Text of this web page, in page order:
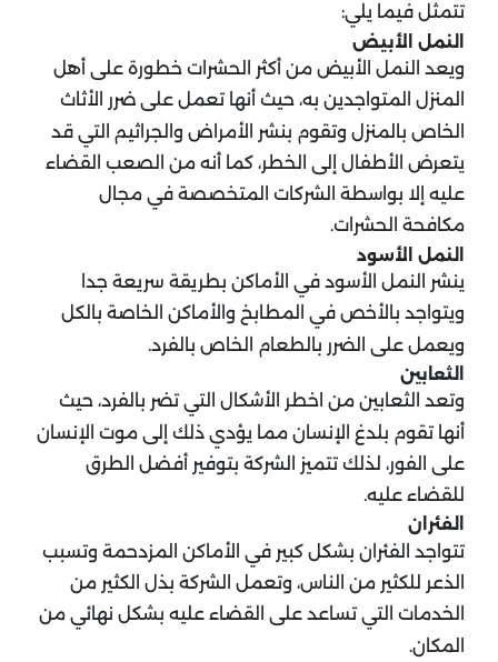
تتمثل فيما يلي:
النمل الأبيض
ويعد النمل الأبيض من أكثر الحشرات خطورة على أهل
المنزل المتواجدين به، حيث أنها تعمل على ضرر الأثاث
الخاص بالمنزل وتقوم بنشر الأمراض والجراثيم التي قد
يتعرض الأطفال إلى الخطر، كما أنه من الصعب القضاء
عليه إلا بواسطة الشركات المتخصصة في مجال
مكافحة الحشرات.
النمل الأسود
ينشر النمل الأسود في الأماكن بطريقة سريعة جدا
ويتواجد بالأخص في المطابخ والأماكن الخاصة بالكل
ويعمل على الضرر بالطعام الخاص بالفرد.
الثعابين
وتعد الثعابين من اخطر الأشكال التي تضر بالفرد، حيث
أنها تقوم بلدغ الإنسان مما يؤدي ذلك إلى موت الإنسان
على الفور، لذلك تتميز الشركة بتوفير أفضل الطرق
للقضاء عليه.
الفئران
تتواجد الفئران بشكل كبير في الأماكن المزدحمة وتسبب
الذعر للكثير من الناس، وتعمل الشركة بذل الكثير من
الخدمات التي تساعد على القضاء عليه بشكل نهائي من
المكان.